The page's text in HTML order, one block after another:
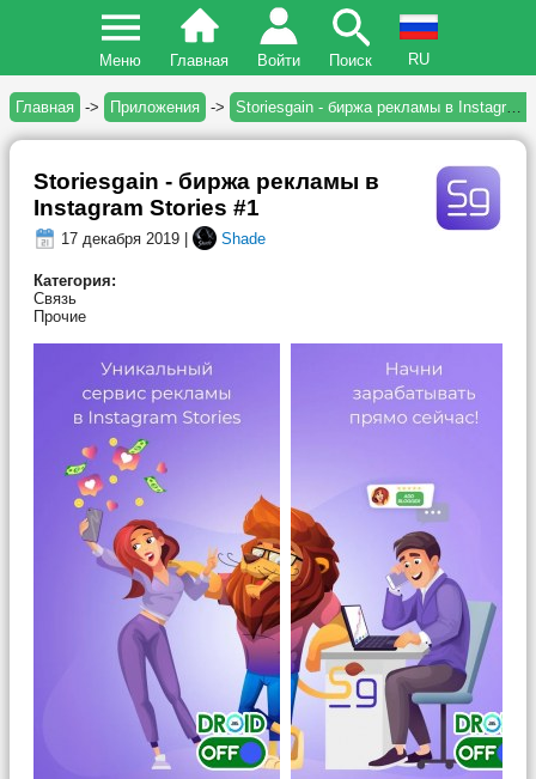
Меню Главная Войти Поиск RU
Главная -> Приложения -> Storiesgain - биржа рекламы в Instagram Stories #1
Storiesgain - биржа рекламы в
Instagram Stories #1
17 декабря 2019 | Shade
Категория:
Связь
Прочие